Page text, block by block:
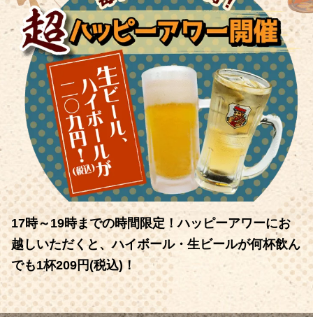
17時～19時までの時間限定！ハッピーアワーにお
越しいただくと、ハイボール・生ビールが何杯飲ん
でも1杯209円(税込)！